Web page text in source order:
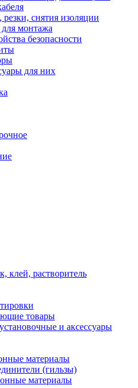
снятия изоляции
монтажа
безопасности
для них
клей, растворитель
товары
и аксессуары
материалы
(гильзы)
материалы